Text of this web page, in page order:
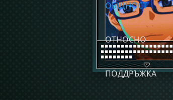
ОБЩНОСТ
ОТНОСНО
ПОДДРЪЖКА